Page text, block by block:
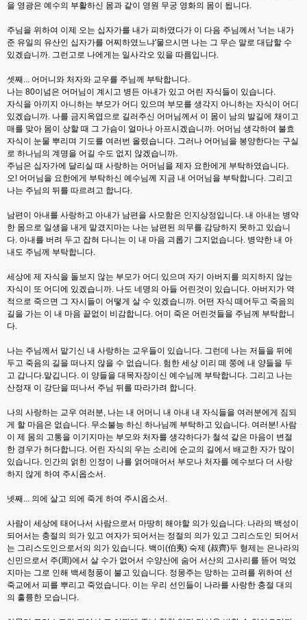
을 영광은 예수의 부활하신 몸과 같이 영원 무궁 영화의 몸이 됩니다.
주님을 위하여 이제 오는 십자가를 내가 피하였다가 이 다음 주님께서 '너는 내가
준 유일의 유산인 십자가를 어찌하였느냐'물으시면 나는 그 무슨 말로 대답할 수
있겠습니까. 그런고로 나에게는 일사각오 있을 따름입니다.
셋째... 어머니와 처자와 교우를 주님께 부탁합니다.
나는 80이넘은 어머님이 계시고 병든 아내가 있고 어린 자식들이 있습니다.
자식을 아끼지 아니하는 부모가 어디 있으며 부모를 생각지 아니하는 자식이 어디
있겠습니까. 나를 금지옥엽으로 길러주신 어머님께서 이 몸이 남의 발길에 채이고
매를 맞아 몸이 상할 때 그 가슴이 얼마나 아프시겠습니까. 어머님 생각하여 불효
자식이 눈물 뿌리며 기도를 여러번 올렸습니다. 그러나 어머님을 봉양한다는 구실
로 하나님의 계명을 어길 수도 없지 않겠습니까.
주님은 십자가에 달리실 때 사랑하는 어머님을 제자 요한에게 부탁하였습니다.
오! 어머님을 요한에게 부탁하신 예수님께 지금 내 어머님을 부탁합니다. 그리고
나는 주님의 뒤를 따르려고 합니다.
남편이 아내를 사랑하고 아내가 남편을 사모함은 인지상정입니다. 내 아내는 병약
한 몸으로 일생을 내게 맡겼지마는 나는 남편된 의무를 감당하지 못하고 있습니
다. 아내를 버려 두고 잡혀 다니는 이 내 마음 괴롭기 그지없습니다. 병약한 내 아
내도 주님께 부탁합니다.
세상에 제 자식을 돌보지 않는 부모가 어디 있으며 자기 아버지를 의지하지 않는
자식이 또 어디에 있겠습니까. 나도 네명의 아들 어린것이 있습니다. 아버지가 역
적으로 죽으면 그 자시들이 어떻게 살 수 있겠습니까. 어떤 자식 떼어두고 죽음의
길을 가는 이 내 마음 끝없이 비감합니다. 어미 죽은 어린것들을 주님께 부탁합니
다.
나는 주님께서 맡기신 내 사랑하는 교우들이 있습니다. 그런데 나는 저들을 뒤에
두고 죽음의 길을 떠나지 않을 수 없습니다. 험한 세상 이리 떼 쭝에 내 양들을 두
고 갑니다.맡깁니다. 이 양들을 대목자장이신 예수님께 부탁합니다. 그리고 나는
산정재 이 강단을 떠나서 주님 뒤를 따라가려 합니다.
나의 사랑하는 교우 여러분, 나는 내 어머니 내 아내 내 자식들을 여러분에게 짐되
게 할 마음은 없습니다. 무소불능 하신 하나님께 부탁하고 있습니다. 여러분! 사람
이 제 몸의 고통을 이기지마는 부모와 처자를 생각하다가 철석 같은 마음이 변절
한 경우가 허다합니다. 어린 자식의 우는 소리에 순교의 길에서 배교한 자가 많이
있습니다. 인간의 얽힌 인정이 나를 얽어매어서 부모나 처자를 예수보다 더 사랑
하지 않게 하여 주시옵소서.
넷째... 의에 살고 의에 죽게 하여 주시옵소서.
사람이 세상에 태어나서 사람으로서 마땅히 해야할 의가 있습니다. 나라의 백성이
되어서는 충절의 의가 있고 여자가 되어서는 정절의 의가 있고 그리스도인 되어서
는 그리스도인으로서의 의가 있습니다. 백이(伯夷) 숙제 (叔齊)두 형제는 은나라의
신민으로서 주(周)에서 살 수가 없어서 수양산에 숨어 서산의 고사리를 뜯어 먹었
지마는 그로 인해 백세청풍이 불고 있습니다. 정몽주는 망하는 고려를 위하여 선
죽교에서 피를 뿌리고 죽었습니다. 이는 우리 선인들이 나라를 사랑한 충절 대의
의 훌륭한 모습니다.